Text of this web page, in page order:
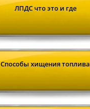
ЛПДС что это и где
Cпособы хищения топлива